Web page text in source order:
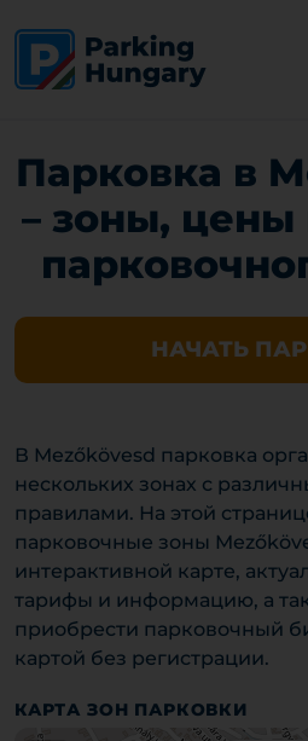
Парковка в
– зоны, цены
НАЧАТЬ
В Mezőkövesd парковка
нескольких зонах с
правилами. На этой
парковочные зоны
интерактивной карте,
тарифы и информацию, а
приобрести парковочный
картой без регистрации.
КАРТА ЗОН ПАРКОВКИ